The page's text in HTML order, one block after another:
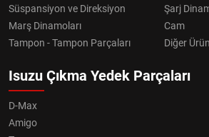
Süspansiyon ve Direksiyon
Şarj
Marş Dinamoları
Cam
Tampon - Tampon Parçaları
Diğer
Isuzu Çıkma Yedek Parçaları
D-Max
Amigo